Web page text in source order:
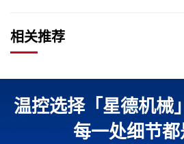
相关推荐
温控选择「星德机械
每一处细节